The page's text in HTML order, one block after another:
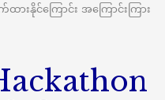
ားနိုင်ကြောင်း အကြောင်းကြား